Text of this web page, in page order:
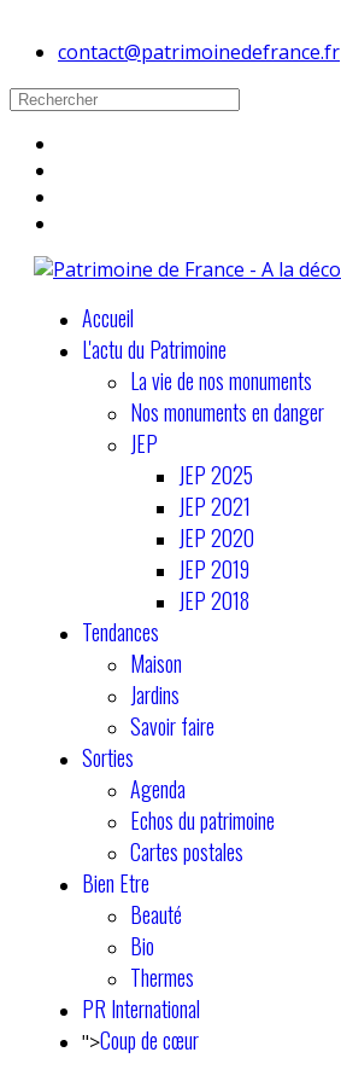
contact@patrimoinedefrance.fr
Accueil
L'actu du Patrimoine
La vie de nos monuments
Nos monuments en danger
JEP
JEP 2025
JEP 2021
JEP 2020
JEP 2019
JEP 2018
Tendances
Maison
Jardins
Savoir faire
Sorties
Agenda
Echos du patrimoine
Cartes postales
Bien Etre
Beauté
Bio
Thermes
PR International
">Coup de cœur